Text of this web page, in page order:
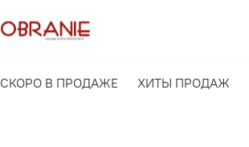
СКОРО В ПРОДАЖЕ ХИТЫ ПРОДАЖ